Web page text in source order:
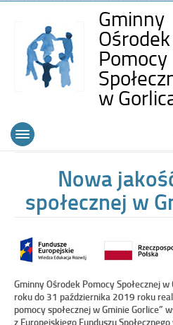
Gminny
Ośrodek
Pomocy
w
Górne
Otwórz
Nowa
społecznej w
Gminny Ośrodek Pomocy Społecznej
roku do 31 października 2019 roku
pomocy społecznej w Gminie Gorlice”
z Europejskiego Funduszu